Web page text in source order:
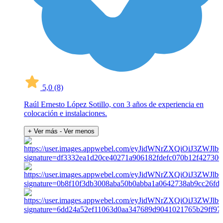
5,0 (8)
Raúl Ernesto López Sotillo, con 3 años de experiencia en
colocación e instalaciones.
+ Ver más - Ver menos